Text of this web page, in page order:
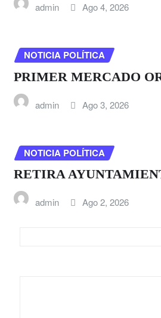
admin Ago 4, 2026
NOTICIA POLÍTICA
PRIMER MERCADO
admin Ago 3, 2026
NOTICIA POLÍTICA
RETIRA
admin Ago 2, 2026